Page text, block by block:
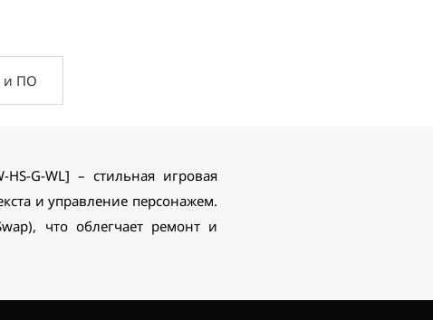
и ПО
HS-G-WL] – стильная игровая
и управление персонажем.
что облегчает ремонт и